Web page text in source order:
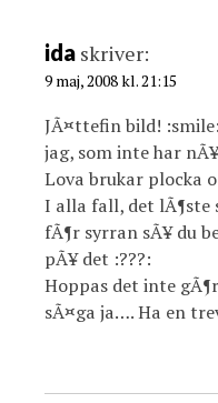
ida skriver:
9 maj, 2008 kl. 21:15
JÃ¤ttefin bild!
jag, som inte har
Lova brukar plocka
I alla fall, det lÃ¶ste
fÃ¶r syrran sÃ¥ du
pÃ¥ det :???:
Hoppas det inte
sÃ¤ga ja…. Ha en